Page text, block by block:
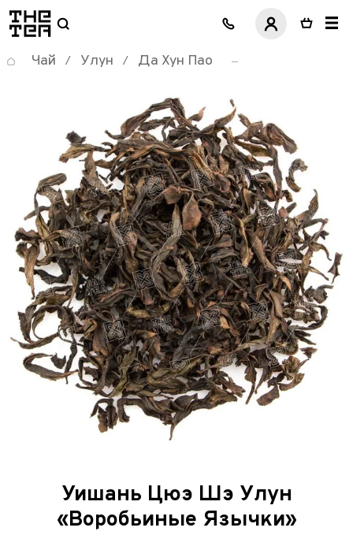
логотип
Чай / Улун / Да Хун Пао
Уишань Цюэ Шэ Улун
«Воробьиные Язычки»